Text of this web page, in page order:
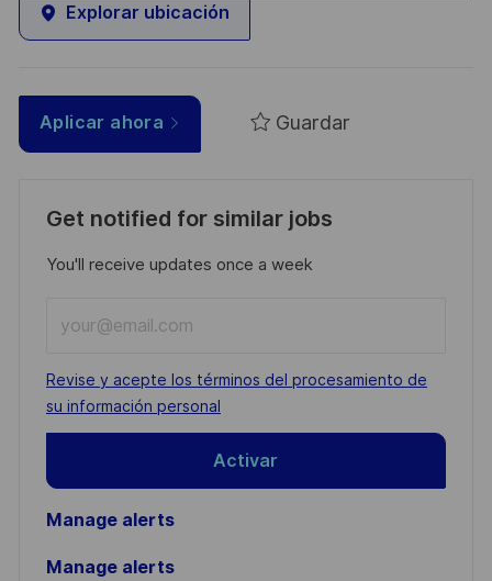
Explorar ubicación
Aplicar ahora Guardar
Get notified for similar jobs
You'll receive updates once a week
Email
address
(Required)
Required
Revise y acepte los términos del procesamiento de
su información personal
Activar
Manage alerts
Manage alerts